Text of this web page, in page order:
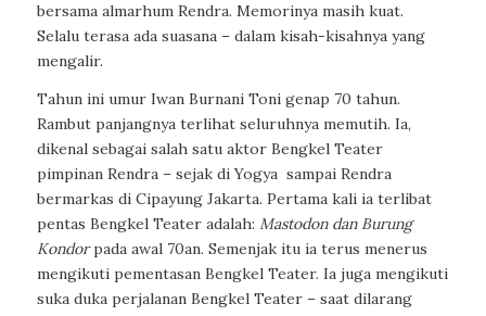
bersama almarhum Rendra. Memorinya masih kuat.
Selalu terasa ada suasana – dalam kisah-kisahnya yang
mengalir.
Tahun ini umur Iwan Burnani Toni genap 70 tahun.
Rambut panjangnya terlihat seluruhnya memutih. Ia,
dikenal sebagai salah satu aktor Bengkel Teater
pimpinan Rendra – sejak di Yogya sampai Rendra
bermarkas di Cipayung Jakarta. Pertama kali ia terlibat
pentas Bengkel Teater adalah: Mastodon dan Burung
Kondorpada awal 70an. Semenjak itu ia terus menerus
mengikuti pementasan Bengkel Teater. Ia juga mengikuti
suka duka perjalanan Bengkel Teater – saat dilarang